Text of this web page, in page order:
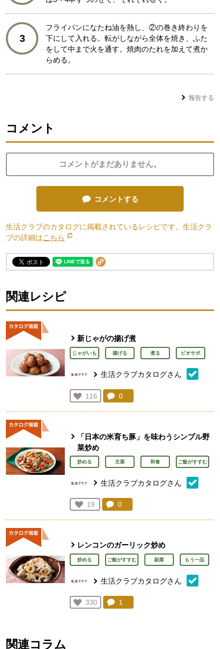
3
フライパンになたね油を熱し、②の巻き終わりを
下にして入れる。転がしながら全体を焼き、ふた
をして中まで火を通す。焼肉のたれを加えて煮か
らめる。
報告する
コメント
コメントがまだありません。
コメントする
生活クラブのカタログに掲載されているレシピです。生活クラ
ブの詳細はこちら 別のウィンドウで開きます。
関連レシピ
新じゃがの揚げ煮
じゃがいも 揚げる 煮る ビオサポ
生活クラブカタログさん
お気に入り登録：
116
人が登録
コメント：
0
「日本の米育ち豚」を味わうシンプル野
菜炒め
炒める 主菜 和食 ご飯がすすむ
生活クラブカタログさん
お気に入り登録：
19
人が登録
コメント：
0
レンコンのガーリック炒め
炒める ご飯がすすむ 副菜 もう一品
生活クラブカタログさん
お気に入り登録：
330
人が登録
コメント：
1
関連コラム